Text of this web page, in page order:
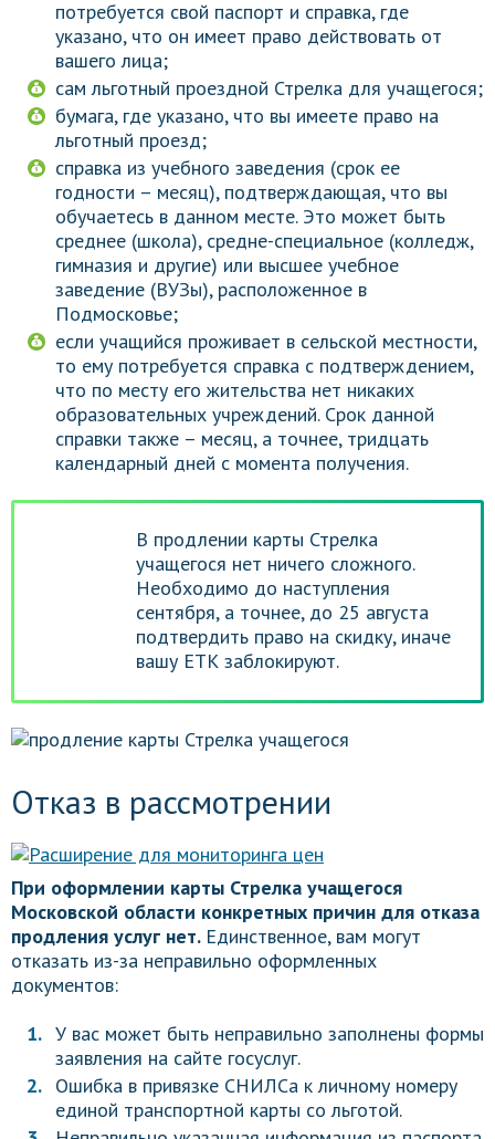
потребуется свой паспорт и справка, где
указано, что он имеет право действовать от
вашего лица;
сам льготный проездной Стрелка для учащегося;
бумага, где указано, что вы имеете право на
льготный проезд;
справка из учебного заведения (срок ее
годности – месяц), подтверждающая, что вы
обучаетесь в данном месте. Это может быть
среднее (школа), средне-специальное (колледж,
гимназия и другие) или высшее учебное
заведение (ВУЗы), расположенное в
Подмосковье;
если учащийся проживает в сельской местности,
то ему потребуется справка с подтверждением,
что по месту его жительства нет никаких
образовательных учреждений. Срок данной
справки также – месяц, а точнее, тридцать
календарный дней с момента получения.
В продлении карты Стрелка
учащегося нет ничего сложного.
Необходимо до наступления
сентября, а точнее, до 25 августа
подтвердить право на скидку, иначе
вашу ЕТК заблокируют.
Отказ в рассмотрении
При оформлении карты Стрелка учащегося
Московской области конкретных причин для отказа
продления услуг нет. Единственное, вам могут
отказать из-за неправильно оформленных
документов:
У вас может быть неправильно заполнены формы
заявления на сайте госуслуг.
Ошибка в привязке СНИЛСа к личному номеру
единой транспортной карты со льготой.